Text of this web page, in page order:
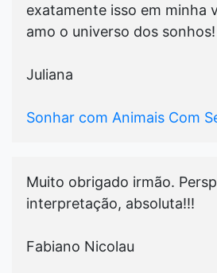
exatamente isso em minha
amo o universo dos
Juliana
Sonhar com Animais Com
Muito obrigado irmão.
interpretação, absoluta!!!
Fabiano Nicolau